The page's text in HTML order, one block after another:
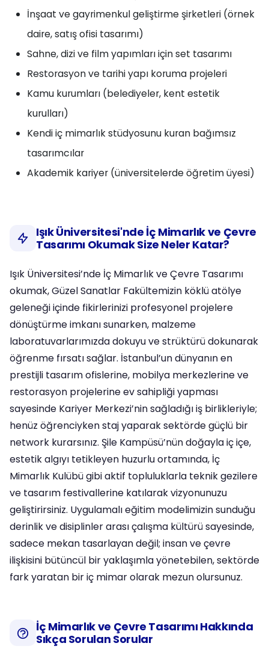
İnşaat ve gayrimenkul geliştirme şirketleri (örnek
daire, satış ofisi tasarımı)
Sahne, dizi ve film yapımları için set tasarımı
Restorasyon ve tarihi yapı koruma projeleri
Kamu kurumları (belediyeler, kent estetik
kurulları)
Kendi iç mimarlık stüdyosunu kuran bağımsız
tasarımcılar
Akademik kariyer (üniversitelerde öğretim üyesi)
Işık Üniversitesi'nde İç Mimarlık ve Çevre
Tasarımı Okumak Size Neler Katar?
Işık Üniversitesi’nde İç Mimarlık ve Çevre Tasarımı
okumak, Güzel Sanatlar Fakültemizin köklü atölye
geleneği içinde fikirlerinizi profesyonel projelere
dönüştürme imkanı sunarken, malzeme
laboratuvarlarımızda dokuyu ve strüktürü dokunarak
öğrenme fırsatı sağlar. İstanbul’un dünyanın en
prestijli tasarım ofislerine, mobilya merkezlerine ve
restorasyon projelerine ev sahipliği yapması
sayesinde Kariyer Merkezi’nin sağladığı iş birlikleriyle;
henüz öğrenciyken staj yaparak sektörde güçlü bir
network kurarsınız. Şile Kampüsü’nün doğayla iç içe,
estetik algıyı tetikleyen huzurlu ortamında, İç
Mimarlık Kulübü gibi aktif topluluklarla teknik gezilere
ve tasarım festivallerine katılarak vizyonunuzu
geliştirirsiniz. Uygulamalı eğitim modelimizin sunduğu
derinlik ve disiplinler arası çalışma kültürü sayesinde,
sadece mekan tasarlayan değil; insan ve çevre
ilişkisini bütüncül bir yaklaşımla yönetebilen, sektörde
fark yaratan bir iç mimar olarak mezun olursunuz.
İç Mimarlık ve Çevre Tasarımı Hakkında
Sıkça Sorulan Sorular